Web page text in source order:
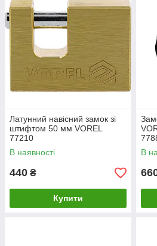
Латунний навісний замок зі
штифтом 50 мм VOREL
77210
В наявності
440 ₴
Купити
В